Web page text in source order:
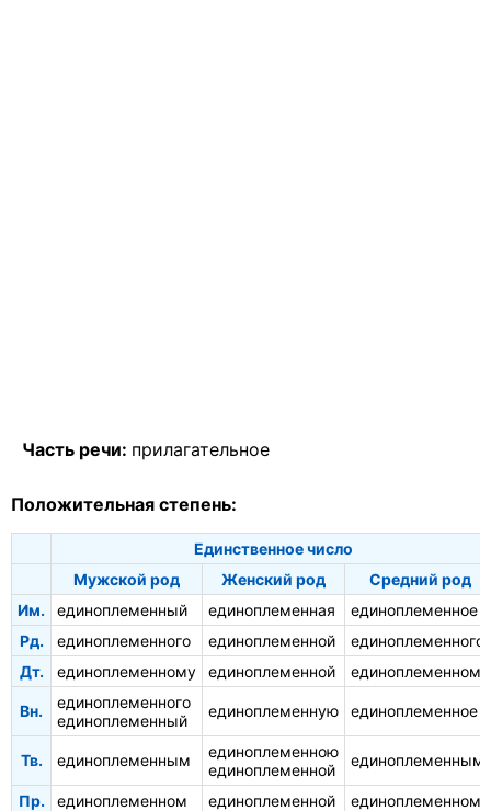
Часть речи: прилагательное
Положительная степень:
Единственное число
Мужской род
Женский род
Средний род
Им.
единоплеменный единоплеменная
единоплеменное
Рд.
единоплеменного единоплеменной
единоплеменного
Дт.
единоплеменному единоплеменной единоплеменному
Вн.
единоплеменного
единоплеменный
единоплеменную единоплеменное
Тв. единоплеменным
единоплеменною
единоплеменной
единоплеменным
Пр. единоплеменном единоплеменной
единоплеменном